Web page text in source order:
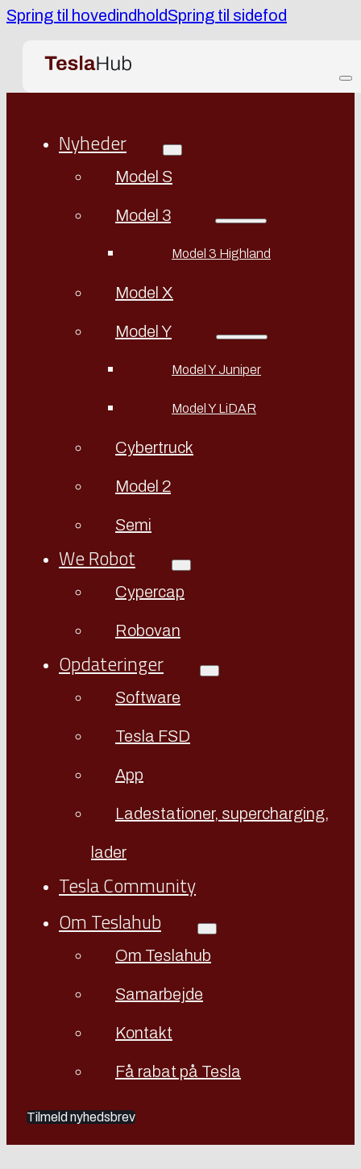
Spring til hovedindholdSpring til sidefod
Nyheder
Model S
Model 3
Model 3 Highland
Model X
Model Y
Model Y Juniper
Model Y LiDAR
Cybertruck
Model 2
Semi
We Robot
Cypercap
Robovan
Opdateringer
Software
Tesla FSD
App
Ladestationer, supercharging,
lader
Tesla Community
Om Teslahub
Om Teslahub
Samarbejde
Kontakt
Få rabat på Tesla
Tilmeld nyhedsbrev